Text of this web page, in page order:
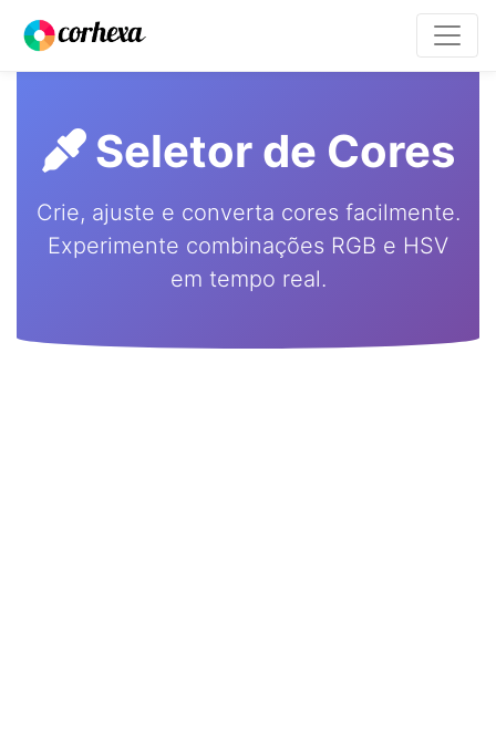
Seletor de Cores
Crie, ajuste e converta cores facilmente.
Experimente combinações RGB e HSV
em tempo real.